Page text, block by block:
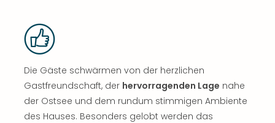
Die Gäste schwärmen von der herzlichen
Gastfreundschaft, der hervorragenden Lage nahe
der Ostsee und dem rundum stimmigen Ambiente
des Hauses. Besonders gelobt werden das